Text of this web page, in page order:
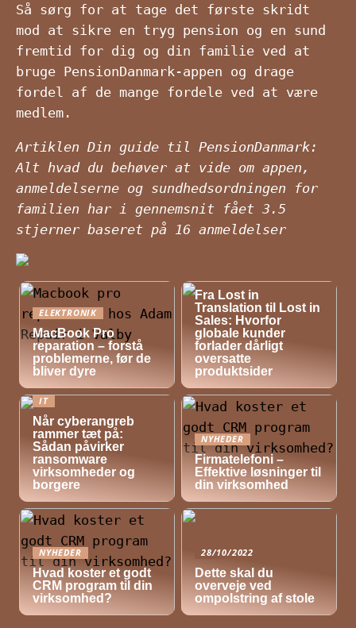
Så sørg for at tage det første skridt
mod at sikre en tryg pension og en sund
fremtid for dig og din familie ved at
bruge PensionDanmark-appen og drage
fordel af de mange fordele ved at være
medlem.
Artiklen Din guide til PensionDanmark:
Alt hvad du behøver at vide om appen,
anmeldelserne og sundhedsordningen for
familien har i gennemsnit fået 3.5
stjerner baseret på
16 anmeldelser
ELEKTRONIK
MacBook Pro
reparation – forstå
problemerne, før de
bliver dyre
Fra Lost in
Translation til Lost in
Sales: Hvorfor
globale kunder
forlader dårligt
oversatte
produktsider
IT
Når cyberangreb
rammer tæt på:
Sådan påvirker
ransomware
virksomheder og
borgere
NYHEDER
Firmatelefoni –
Effektive løsninger til
din virksomhed
NYHEDER
Hvad koster et godt
CRM program til din
virksomhed?
28/10/2022
Dette skal du
overveje ved
ompolstring af stole